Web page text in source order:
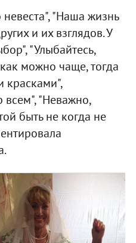
"Наша жизнь
и их взглядов. У
"Улыбайтесь,
можно чаще, тогда
красками",
всем", "Неважно,
быть не когда не